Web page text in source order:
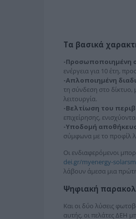
Τα βασικά
-Προσωποποιημένη
ενέργεια για 10 έτη,
-Απλοποιημένη
τη σύνδεση στο δίκτυο,
λειτουργία.
-Βελτίωση του
επιχείρησης,
-Υποδομή
σύμφωνα με το προφίλ
Οι ενδιαφερόμενοι
dei.gr/myenergy-
λάβουν άμεσα μια πρώτη
Ψηφιακή
Και οι δύο λύσεις
αυτής, οι πελάτες ΔΕΗ